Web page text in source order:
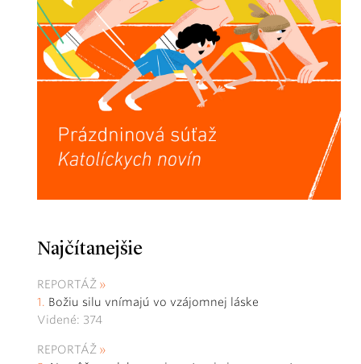
Najčítanejšie
REPORTÁŽ
Božiu silu vnímajú vo vzájomnej láske
Videné: 374
REPORTÁŽ